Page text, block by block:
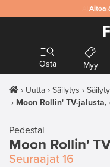
Aitoa
Osta Myy
Uutta Säilytys
Moon Rollin' TV-jalusta,
Pedestal
Moon Rollin'
Seuraajat 16